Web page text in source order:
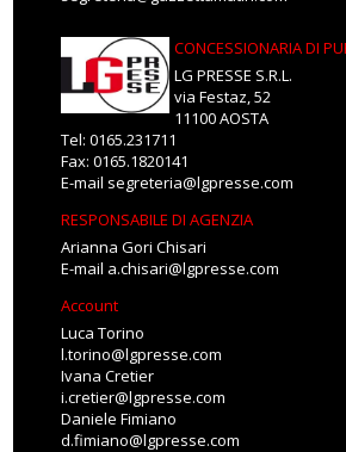
CONCESSIONARIA DI
LG PRESSE S.R.L.
via Festaz, 52
11100 AOSTA
Tel: 0165.231711
Fax: 0165.1820141
E-mail segreteria@lgpresse.com
RESPONSABILE DI AGENZIA
Arianna Gori Chisari
E-mail a.chisari@lgpresse.com
Account
Luca Torino
l.torino@lgpresse.com
Ivana Cretier
i.cretier@lgpresse.com
Daniele Fimiano
d.fimiano@lgpresse.com